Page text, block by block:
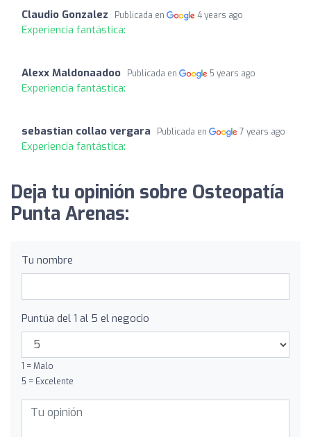
Claudio Gonzalez Publicada en 4 years ago
Experiencia fantástica:
Alexx Maldonaadoo Publicada en 5 years ago
Experiencia fantástica:
sebastian collao vergara Publicada en 7 years ago
Experiencia fantástica:
Deja tu opinión sobre Osteopatía
Punta Arenas:
Tu nombre
Puntúa del 1 al 5 el negocio
1 = Malo
5 = Excelente